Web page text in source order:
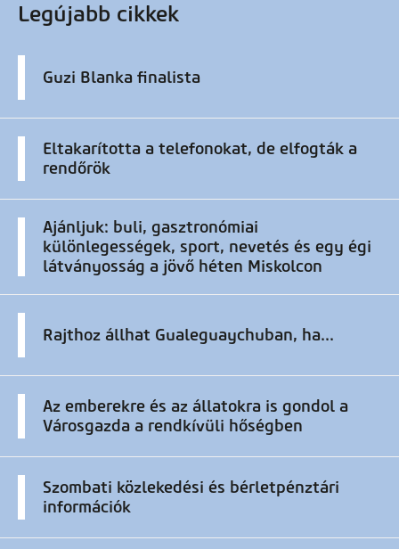
Legújabb cikkek
Guzi Blanka finalista
Eltakarította a telefonokat, de elfogták a
rendőrök
Ajánljuk: buli, gasztronómiai
különlegességek, sport, nevetés és egy égi
látványosság a jövő héten Miskolcon
Rajthoz állhat Gualeguaychuban, ha...
Az emberekre és az állatokra is gondol a
Városgazda a rendkívüli hőségben
Szombati közlekedési és bérletpénztári
információk